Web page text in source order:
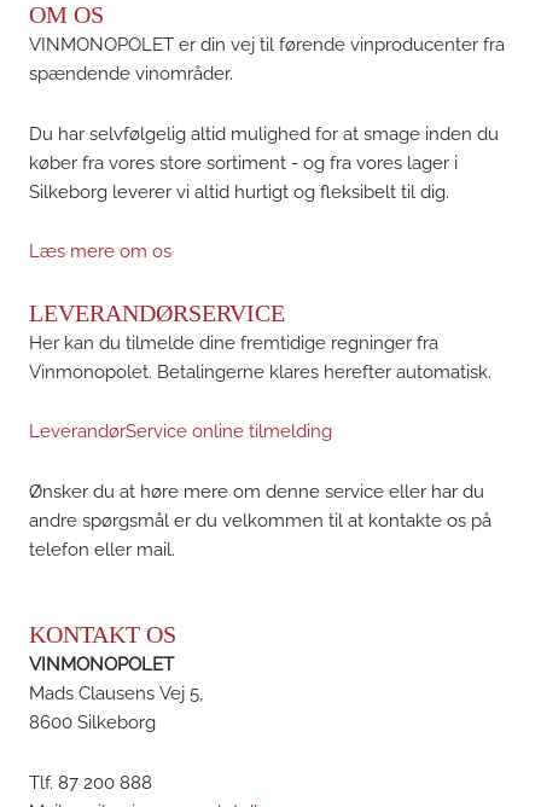
OM OS
VINMONOPOLET er din vej til førende vinproducenter fra
spændende vinområder.
Du har selvfølgelig altid mulighed for at smage inden du
køber fra vores store sortiment - og fra vores lager i
Silkeborg leverer vi altid hurtigt og fleksibelt til dig.
Læs mere om os
LEVERANDØRSERVICE
Her kan du tilmelde dine fremtidige regninger fra
Vinmonopolet. Betalingerne klares herefter automatisk.
LeverandørService online tilmelding
Ønsker du at høre mere om denne service eller har du
andre spørgsmål er du velkommen til at kontakte os på
telefon eller mail.
KONTAKT OS
VINMONOPOLET
Mads Clausens Vej 5,
8600 Silkeborg
Tlf. 87 200 888